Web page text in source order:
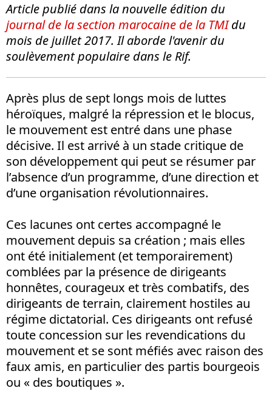
Article publié dans la nouvelle édition du
journal de la section marocaine de la TMIdu
mois de juillet 2017. Il aborde l'avenir du
soulèvement populaire dans le Rif.
Après plus de sept longs mois de luttes
héroïques, malgré la répression et le blocus,
le mouvement est entré dans une phase
décisive. Il est arrivé à un stade critique de
son développement qui peut se résumer par
l’absence d’un programme, d’une direction et
d’une organisation révolutionnaires.
Ces lacunes ont certes accompagné le
mouvement depuis sa création ; mais elles
ont été initialement (et temporairement)
comblées par la présence de dirigeants
honnêtes, courageux et très combatifs, des
dirigeants de terrain, clairement hostiles au
régime dictatorial. Ces dirigeants ont refusé
toute concession sur les revendications du
mouvement et se sont méfiés avec raison des
faux amis, en particulier des partis bourgeois
ou « des boutiques ».